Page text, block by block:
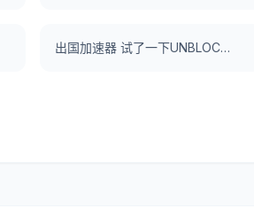
出国加速器 试了一下UNBLOCKCN，真好用。